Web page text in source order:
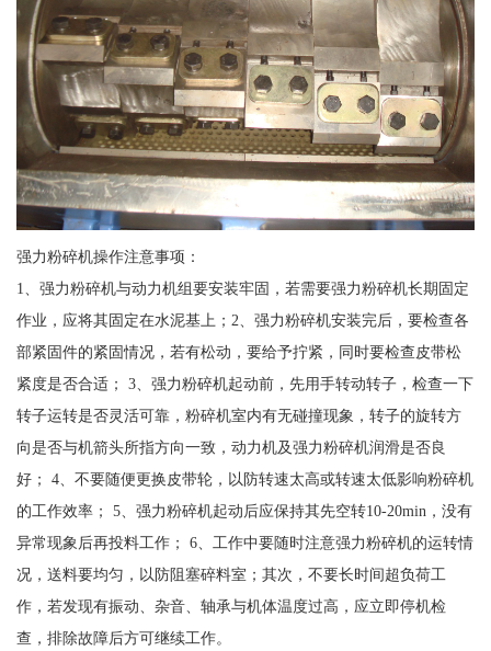
强力粉碎机操作注意事项：
1、强力粉碎机与动力机组要安装牢固，若需要强力粉碎机长期固定
作业，应将其固定在水泥基上；2、强力粉碎机安装完后，要检查各
部紧固件的紧固情况，若有松动，要给予拧紧，同时要检查皮带松
紧度是否合适； 3、强力粉碎机起动前，先用手转动转子，检查一下
转子运转是否灵活可靠，粉碎机室内有无碰撞现象，转子的旋转方
向是否与机箭头所指方向一致，动力机及强力粉碎机润滑是否良
好； 4、不要随便更换皮带轮，以防转速太高或转速太低影响粉碎机
的工作效率； 5、强力粉碎机起动后应保持其先空转10-20min，没有
异常现象后再投料工作； 6、工作中要随时注意强力粉碎机的运转情
况，送料要均匀，以防阻塞碎料室；其次，不要长时间超负荷工
作，若发现有振动、杂音、轴承与机体温度过高，应立即停机检
查，排除故障后方可继续工作。